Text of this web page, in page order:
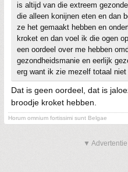
is altijd van die extreem
die alleen konijnen eten en dan
ze het gemaakt hebben en
kroket en dan voel ik die ogen
een oordeel over me hebben
gezondheidsmanie en eerlijk
erg want ik zie mezelf totaal niet
Dat is geen oordeel, dat is
broodje kroket hebben.
Horum omnium fortissimi sunt Belgae
▼